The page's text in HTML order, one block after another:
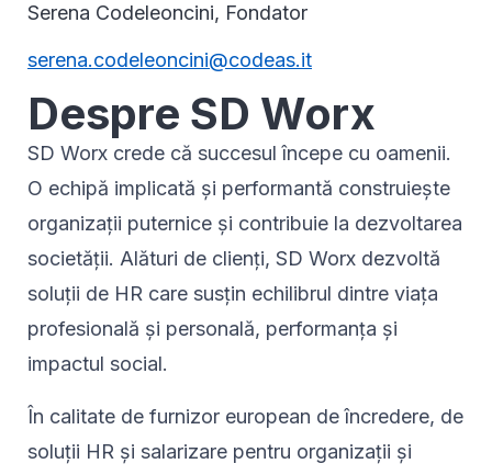
Serena Codeleoncini, Fondator
serena.codeleoncini@codeas.it
Despre SD Worx
SD Worx crede că succesul începe cu oamenii.
O echipă implicată și performantă construiește
organizații puternice și contribuie la dezvoltarea
societății. Alături de clienți, SD Worx dezvoltă
soluții de HR care susțin echilibrul dintre viața
profesională și personală, performanța și
impactul social.
În calitate de furnizor european de încredere, de
soluții HR și salarizare pentru organizații și